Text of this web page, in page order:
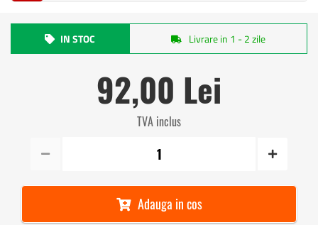
IN STOC Livrare in 1 - 2 zile
92,00 Lei
TVA inclus
Adauga in cos